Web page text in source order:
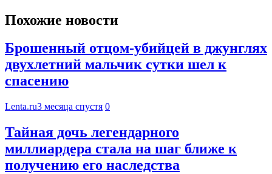
Похожие новости
Брошенный отцом-убийцей в джунглях
двухлетний мальчик сутки шел к
спасению
Lenta.ru3 месяца спустя 0
Тайная дочь легендарного
миллиардера стала на шаг ближе к
получению его наследства